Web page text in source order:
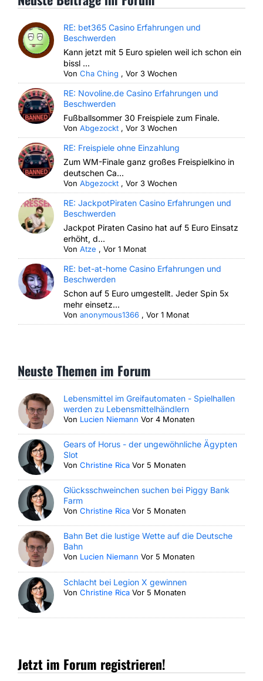
RE: bet365 Casino Erfahrungen und
Beschwerden
Kann jetzt mit 5 Euro spielen weil ich schon ein
bissl ...
VonCha Ching ,Vor 3 Wochen
RE: Novoline.de Casino Erfahrungen und
Beschwerden
Fußballsommer 30 Freispiele zum Finale.
VonAbgezockt ,Vor 3 Wochen
RE: Freispiele ohne Einzahlung
Zum WM-Finale ganz großes Freispielkino in
deutschen Ca...
VonAbgezockt ,Vor 3 Wochen
RE: JackpotPiraten Casino Erfahrungen und
Beschwerden
Jackpot Piraten Casino hat auf 5 Euro Einsatz
erhöht, d...
VonAtze ,Vor 1 Monat
RE: bet-at-home Casino Erfahrungen und
Beschwerden
Schon auf 5 Euro umgestellt. Jeder Spin 5x
mehr einsetz...
Vonanonymous1366 ,Vor 1 Monat
Neuste Themen im Forum
Lebensmittel im Greifautomaten - Spielhallen
werden zu Lebensmittelhändlern
Von Lucien Niemann Vor 4 Monaten
Gears of Horus - der ungewöhnliche Ägypten
Slot
VonChristine Rica Vor 5 Monaten
Glücksschweinchen suchen bei Piggy Bank
Farm
VonChristine Rica Vor 5 Monaten
Bahn Bet die lustige Wette auf die Deutsche
Bahn
Von Lucien Niemann Vor 5 Monaten
Schlacht bei Legion X gewinnen
VonChristine Rica Vor 5 Monaten
Jetzt im Forum registrieren!